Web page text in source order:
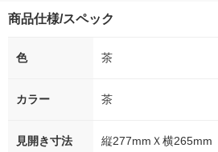
商品仕様/スペック
色 茶
カラー 茶
見開き寸法 縦277mmＸ横265mm